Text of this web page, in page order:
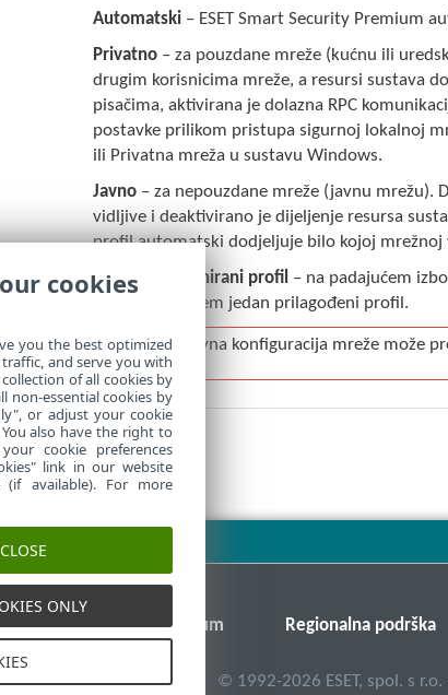
Automatski – ESET Smart Security Premium
Privatno – za pouzdane mreže (kućnu ili
drugim korisnicima mreže, a resursi sustava
pisačima, aktivirana je dolazna RPC
postavke prilikom pristupa sigurnoj lokalnoj
ili Privatna mreža u sustavu Windows.
Javno – za nepouzdane mreže (javnu mrežu).
vidljive i deaktivirano je dijeljenje resursa
profil automatski dodjeljuje bilo kojoj mrežnoj
Korisnički definirani profil – na padajućem
ste izradili barem jedan prilagođeni profil.
Neispravna konfiguracija mreže može
znanja ESET-ov forum Regionalna podrška
© 1992-2026 ESET, spol. s
cookies
you the best optimized
and serve you with
of all cookies by
non-essential cookies by
or adjust your cookie
also have the right to
cookie preferences
link in our website
available). For more
ONLY